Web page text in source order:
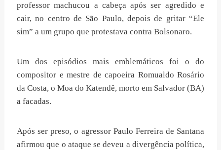
professor machucou a cabeça após ser agredido e
cair, no centro de São Paulo, depois de gritar “Ele
sim” a um grupo que protestava contra Bolsonaro.
Um dos episódios mais emblemáticos foi o do
compositor e mestre de capoeira Romualdo Rosário
da Costa, o Moa do Katendê, morto em Salvador (BA)
a facadas.
Após ser preso, o agressor Paulo Ferreira de Santana
afirmou que o ataque se deveu a divergência política,